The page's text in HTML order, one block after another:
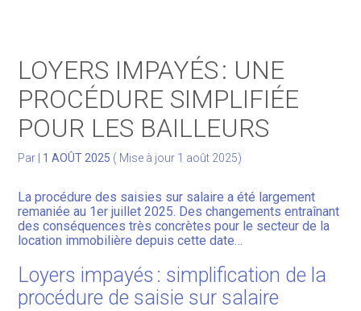
Développer votre activité
Gérer votre patrimoine
Facturation Électronique
LOYERS IMPAYÉS : UNE
PROCÉDURE SIMPLIFIÉE
POUR LES BAILLEURS
Par 1 AOÛT 2025 ( Mise à jour 1 août 2025)
La procédure des saisies sur salaire a été largement
remaniée au 1er juillet 2025. Des changements entraînant
des conséquences très concrètes pour le secteur de la
location immobilière depuis cette date…
Loyers impayés : simplification de la
procédure de saisie sur salaire